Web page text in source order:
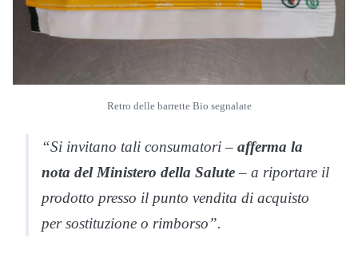
Retro delle barrette Bio segnalate
“Si invitano tali consumatori – afferma la
nota del Ministero della Salute– a riportare il
prodotto presso il punto vendita di acquisto
per sostituzione o rimborso”.